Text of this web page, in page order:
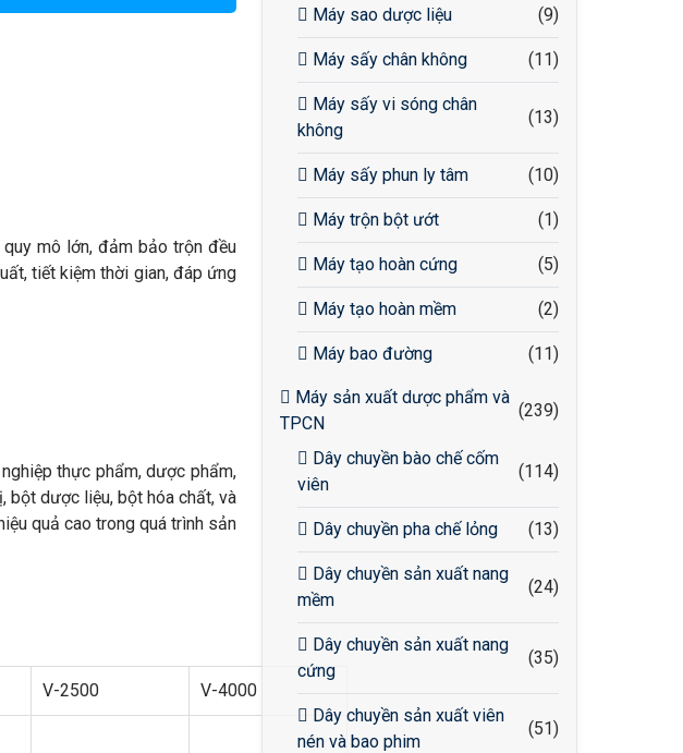
mô lớn, đảm bảo trộn đều
tiết kiệm thời gian, đáp ứng
thực phẩm, dược phẩm,
bột dược liệu, bột hóa chất, và
quả cao trong quá trình sản
V-2500 V-4000
Máy sao dược liệu (9)
Máy sấy chân không (11)
Máy sấy vi sóng chân
không
(13)
Máy sấy phun ly tâm (10)
Máy trộn bột ướt (1)
Máy tạo hoàn cứng (5)
Máy tạo hoàn mềm (2)
Máy bao đường (11)
Máy sản xuất dược phẩm và
TPCN
(239)
Dây chuyền bào chế cốm
viên
(114)
Dây chuyền pha chế lỏng (13)
Dây chuyền sản xuất nang
mềm
(24)
Dây chuyền sản xuất nang
cứng
(35)
Dây chuyền sản xuất viên
nén và bao phim
(51)